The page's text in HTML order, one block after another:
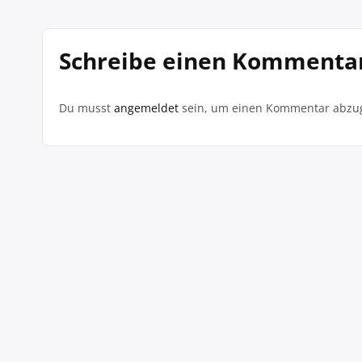
Schreibe einen
Du musst angemeldet sein, um einen Kommentar